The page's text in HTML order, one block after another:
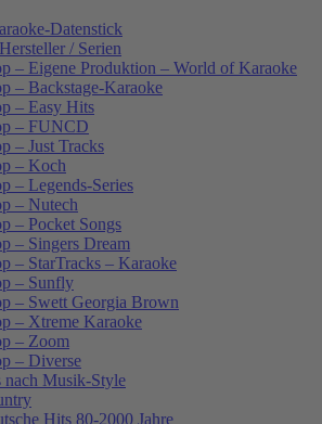
Datenstick
/ Serien
– Eigene Produktion – World of Karaoke
– Backstage-Karaoke
– Easy Hits
– FUNCD
– Just Tracks
– Koch
– Legends-Series
– Nutech
– Pocket Songs
– Singers Dream
– StarTracks – Karaoke
– Sunfly
– Swett Georgia Brown
– Xtreme Karaoke
– Zoom
– Diverse
nach Musik-Style
Hits 80-2000 Jahre